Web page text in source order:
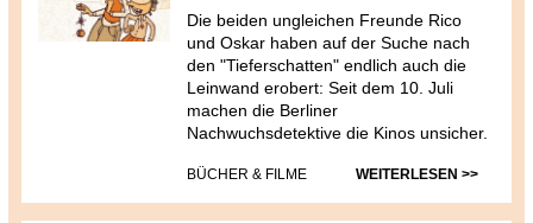
Die beiden ungleichen Freunde Rico
und Oskar haben auf der Suche nach
den "Tieferschatten" endlich auch die
Leinwand erobert: Seit dem 10. Juli
machen die Berliner
Nachwuchsdetektive die Kinos unsicher.
BÜCHER & FILME WEITERLESEN >>